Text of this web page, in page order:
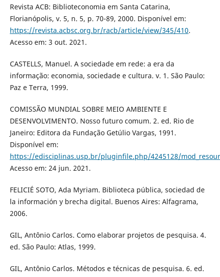
Revista ACB: Biblioteconomia em Santa Catarina,
Florianópolis, v. 5, n. 5, p. 70-89, 2000. Disponível em:
https://revista.acbsc.org.br/racb/article/view/345/410.
Acesso em: 3 out. 2021.
CASTELLS, Manuel. A sociedade em rede: a era da
informação: economia, sociedade e cultura. v. 1. São Paulo:
Paz e Terra, 1999.
COMISSÃO MUNDIAL SOBRE MEIO AMBIENTE E
DESENVOLVIMENTO. Nosso futuro comum. 2. ed. Rio de
Janeiro: Editora da Fundação Getúlio Vargas, 1991.
Disponível em:
https://edisciplinas.usp.br/pluginfile.php/4245128/
Acesso em: 24 jun. 2021.
FELICIÉ SOTO, Ada Myriam. Biblioteca pública, sociedad de
la información y brecha digital. Buenos Aires: Alfagrama,
2006.
GIL, Antônio Carlos. Como elaborar projetos de pesquisa. 4.
ed. São Paulo: Atlas, 1999.
GIL, Antônio Carlos. Métodos e técnicas de pesquisa. 6. ed.